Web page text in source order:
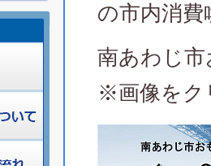
の市内消
南あわじ
※画像をク